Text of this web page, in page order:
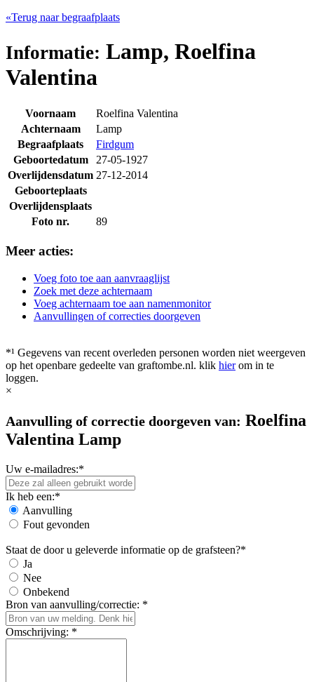
«Terug naar begraafplaats
Informatie: Lamp, Roelfina
Valentina
Voornaam
Roelfina Valentina
Achternaam
Lamp
Begraafplaats
Firdgum
Geboortedatum
27-05-1927
Overlijdensdatum 27-12-2014
Geboorteplaats
Overlijdensplaats
Foto nr.
89
Meer acties:
Voeg foto toe aan aanvraaglijst
Zoek met deze achternaam
Voeg achternaam toe aan namenmonitor
Aanvullingen of correcties doorgeven
*¹ Gegevens van recent overleden personen worden niet weergeven
op het openbare gedeelte van graftombe.nl. klik hierom in te
loggen.
×
Aanvulling of correctie doorgeven van: Roelfina
Valentina Lamp
Uw e-mailadres:*
Ik heb een:*
Aanvulling
Fout gevonden
Staat de door u geleverde informatie op de grafsteen?*
Ja
Nee
Onbekend
Bron van aanvulling/correctie: *
Omschrijving: *